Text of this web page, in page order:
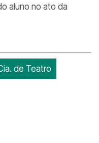
aluno no ato da
de Teatro